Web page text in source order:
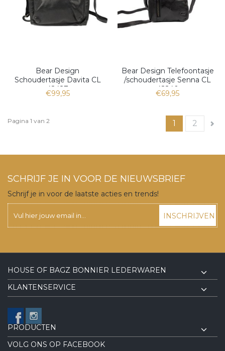
Bear Design
Schoudertasje Davita CL
42427
€99,95
Bear Design Telefoontasje
/schoudertasje Senna CL
42240
€69,95
Pagina 1 van 2 1 2
SCHRIJF JE IN VOOR DE NIEUWSBRIEF
Schrijf je in voor de laatste acties en trends!
INSCHRIJVEN
HOUSE OF BAGZ BONNIER LEDERWAREN
KLANTENSERVICE
PRODUCTEN
VOLG ONS OP FACEBOOK